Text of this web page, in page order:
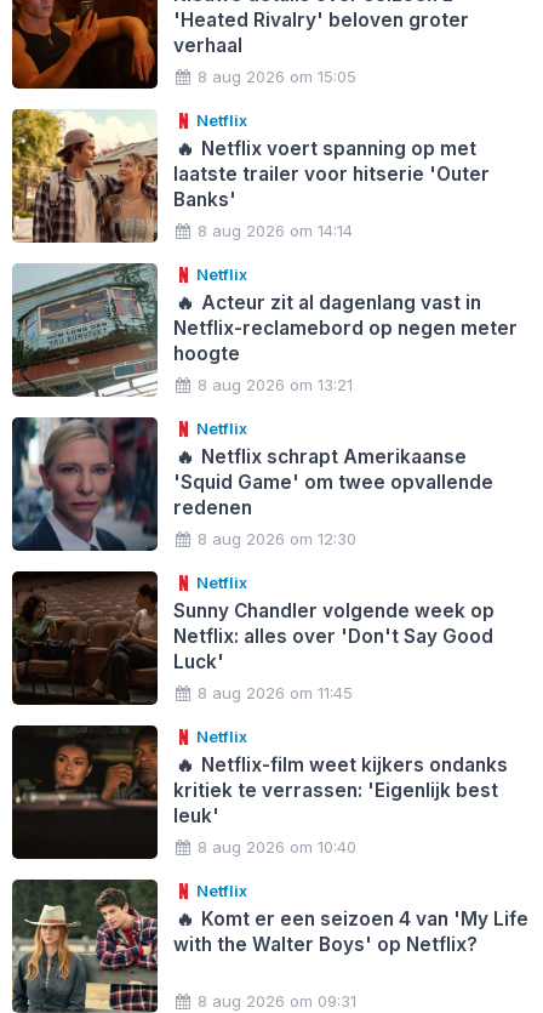
'Heated Rivalry' beloven groter
verhaal
8 aug 2026 om 15:05
Netflix
🔥 Netflix voert spanning op met
laatste trailer voor hitserie 'Outer
Banks'
8 aug 2026 om 14:14
Netflix
🔥 Acteur zit al dagenlang vast in
Netflix-reclamebord op negen meter
hoogte
8 aug 2026 om 13:21
Netflix
🔥 Netflix schrapt Amerikaanse
'Squid Game' om twee opvallende
redenen
8 aug 2026 om 12:30
Netflix
Sunny Chandler volgende week op
Netflix: alles over 'Don't Say Good
Luck'
8 aug 2026 om 11:45
Netflix
🔥 Netflix-film weet kijkers ondanks
kritiek te verrassen: 'Eigenlijk best
leuk'
8 aug 2026 om 10:40
Netflix
🔥 Komt er een seizoen 4 van 'My Life
with the Walter Boys' op Netflix?
8 aug 2026 om 09:31